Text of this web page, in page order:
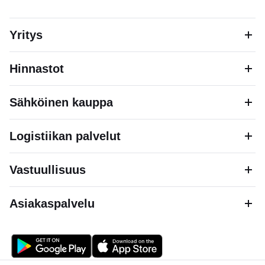
Yritys
Hinnastot
Sähköinen kauppa
Logistiikan palvelut
Vastuullisuus
Asiakaspalvelu